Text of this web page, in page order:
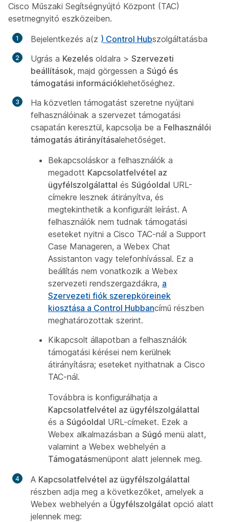
Cisco Műszaki Segítségnyújtó Központ (TAC)
esetmegnyitó eszközeiben.
Bejelentkezés a(z ) Control Hubszolgáltatásba
Ugrás a Kezelés oldalra > Szervezeti
beállítások, majd görgessen a Súgó és
támogatási információklehetőséghez.
Ha közvetlen támogatást szeretne nyújtani
felhasználóinak a szervezet támogatási
csapatán keresztül, kapcsolja be a Felhasználói
támogatás átirányításalehetőséget.
Bekapcsoláskor a felhasználók a
megadott Kapcsolatfelvétel az
ügyfélszolgálattal és Súgóoldal URL-
címekre lesznek átirányítva, és
megtekinthetik a konfigurált leírást. A
felhasználók nem tudnak támogatási
eseteket nyitni a Cisco TAC-nál a Support
Case Manageren, a Webex Chat
Assistanton vagy telefonhívással. Ez a
beállítás nem vonatkozik a Webex
szervezeti rendszergazdákra, a
Szervezeti fiók szerepköreinek
kiosztása a Control Hubbancímű részben
meghatározottak szerint.
Kikapcsolt állapotban a felhasználók
támogatási kérései nem kerülnek
átirányításra; eseteket nyithatnak a Cisco
TAC-nál.
Továbbra is konfigurálhatja a
Kapcsolatfelvétel az ügyfélszolgálattal
és a Súgóoldal URL-címeket. Ezek a
Webex alkalmazásban a Súgó menü alatt,
valamint a Webex webhelyén a
Támogatásmenüpont alatt jelennek meg.
A Kapcsolatfelvétel az ügyfélszolgálattal
részben adja meg a következőket, amelyek a
Webex webhelyén a Ügyfélszolgálat opció alatt
jelennek meg: